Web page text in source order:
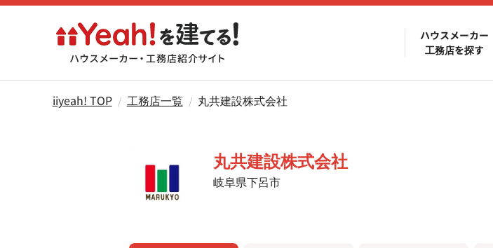
ハウスメーカー
工務店を探す
iiyeah! TOP 工務店一覧 丸共建設株式会社
丸共建設株式会社
岐阜県下呂市